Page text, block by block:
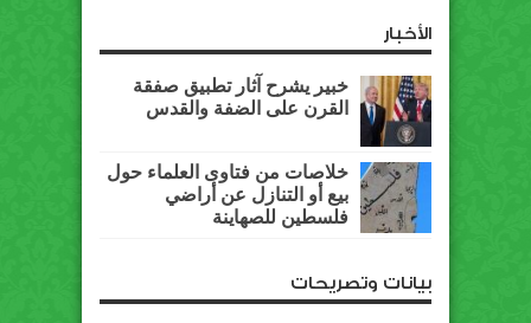
الأخبار
خبير يشرح آثار تطبيق صفقة
القرن على الضفة والقدس
خلاصات من فتاوى العلماء حول
بيع أو التنازل عن أراضي
فلسطين للصهاينة
بيانات وتصريحات